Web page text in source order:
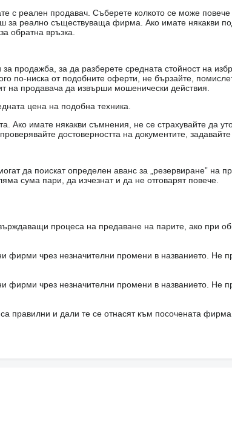
с реален продавач. Съберете колкото се може
за реално съществуваща фирма. Ако имате някакви
обратна връзка.
продажба, за да разберете средната стойност на
по-ниска от подобните оферти, не бързайте,
на продавача да извърши мошенически действия.
цена на подобна техника.
Ако имате някакви съмнения, не се страхувайте да
достоверността на документите,
да поискат определен аванс за „резервиране” на
сума пари, да изчезнат и да не отговарят повече.
процеса на предаване на парите, ако при
фирми чрез незначителни промени в названието. Не
фирми чрез незначителни промени в названието. Не
правилни и дали те се отнасят към посочената